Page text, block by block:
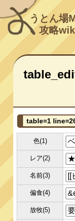
うとん場
攻略
table=1
色(1)
レア(2)
名前(3)
偏食(4)
放牧(5)